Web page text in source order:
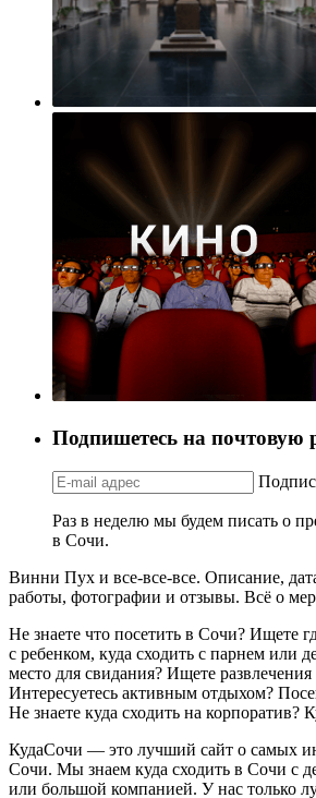
Подпишетесь на почтовую
Раз в неделю мы будем писать о
в Сочи.
Винни Пух и все-все-все. Описание,
работы, фотографии и отзывы. Всё о
Не знаете что посетить в Сочи? Ищете
с ребенком, куда сходить с парнем или
место для свидания? Ищете
Интересуетесь активным отдыхом?
Не знаете куда сходить на корпоратив?
КудаСочи — это лучший сайт о самых
Сочи. Мы знаем куда сходить в Сочи с
или большой компанией. У нас только